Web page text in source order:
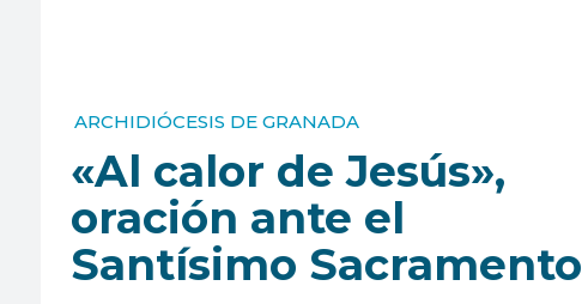
ARCHIDIÓCESIS DE GRANADA
«Al calor de Jesús»,
oración ante el
Santísimo Sacramento